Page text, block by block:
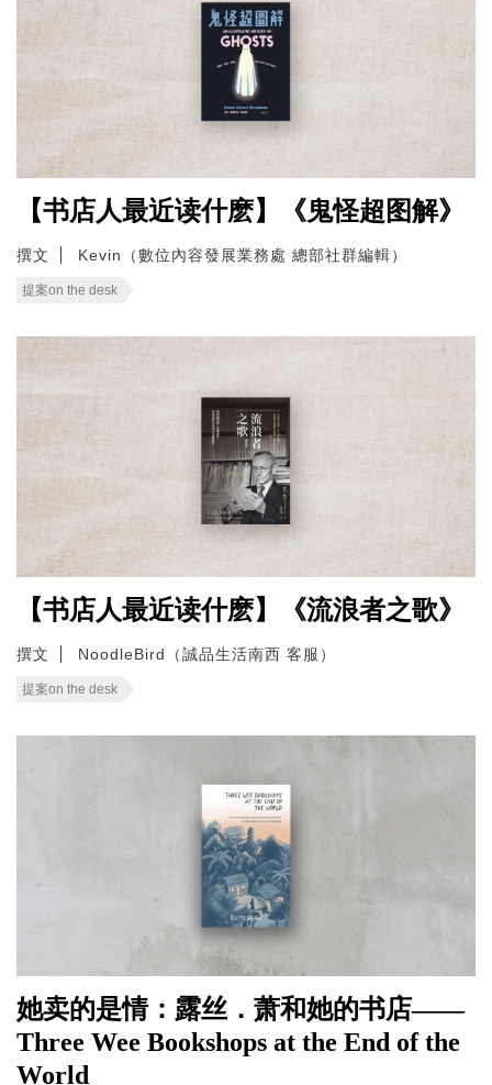
【书店人最近读什麽】《鬼怪超图解》
撰文 Kevin（數位內容發展業務處 總部社群編輯）
提案on the desk
【书店人最近读什麽】《流浪者之歌》
撰文 NoodleBird（誠品生活南西 客服）
提案on the desk
她卖的是情：露丝．萧和她的书店——
Three Wee Bookshops at the End of the
World